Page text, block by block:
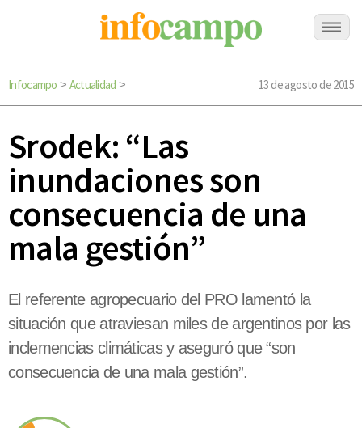
Infocampo > Actualidad > 13 de agosto de 2015
Srodek: “Las
inundaciones son
consecuencia de una
mala gestión”
El referente agropecuario del PRO lamentó la
situación que atraviesan miles de argentinos por las
inclemencias climáticas y aseguró que “son
consecuencia de una mala gestión”.